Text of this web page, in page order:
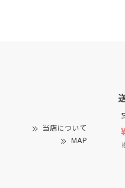
当店について
MAP